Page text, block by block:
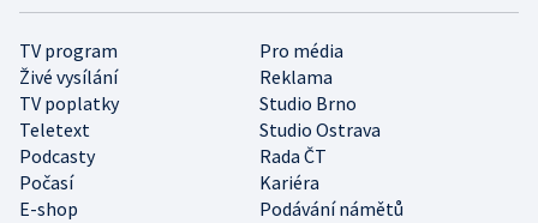
TV program
Pro média
Živé vysílání
Reklama
TV poplatky
Studio Brno
Teletext
Studio Ostrava
Podcasty
Rada ČT
Počasí
Kariéra
E-shop
Podávání námětů